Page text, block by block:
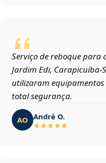
Serviço de reboque para
Jardim Edi,
utilizaram
total segurança.
AO André O.